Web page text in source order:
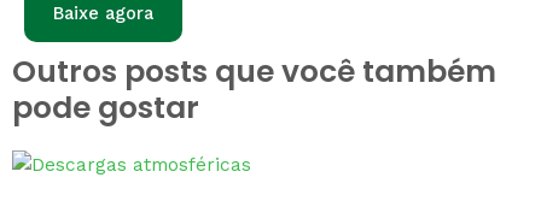
Baixe agora
Outros posts que você também
pode gostar